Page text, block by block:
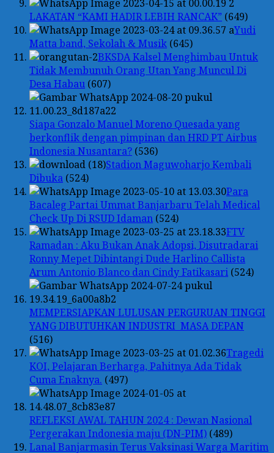
LAKATAN “KAMI HADIR LEBIH RANCAK” (649)
Yudi
Matta band, Sekolah & Musik (645)
BKSDA Kalsel Menghimbau Untuk
Tidak Membunuh Orang Utan Yang Muncul Di
Desa Habau (607)
Siapa Gonzalo Manuel Moreno Quesada yang
berkonflik dengan pimpinan dan HRD PT Airbus
Indonesia Nusantara? (536)
Stadion Maguwoharjo Kembali
Dibuka (524)
Para
Bacaleg Partai Ummat Banjarbaru Telah Medical
Check Up Di RSUD Idaman (524)
FTV
Ramadan : Aku Bukan Anak Adopsi, Disutradarai
Ronny Mepet Dibintangi Dude Harlino Callista
Arum Antonio Blanco dan Cindy Fatikasari (524)
MEMPERSIAPKAN LULUSAN PERGURUAN TINGGI
YANG DIBUTUHKAN INDUSTRI MASA DEPAN
(516)
Tragedi
KOI, Pelajaran Berharga, Pahitnya Ada Tidak
Cuma Enaknya. (497)
REFLEKSI AWAL TAHUN 2024 : Dewan Nasional
Pergerakan Indonesia maju (DN-PIM) (489)
Lanal Banjarmasin Terus Vaksinasi Warga Maritim